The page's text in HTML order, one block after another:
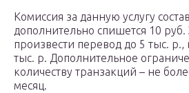
Комиссия за данную услугу
дополнительно спишется 10
произвести перевод до 5 тыс. р.,
тыс. р. Дополнительное
количеству транзакций – не
месяц.